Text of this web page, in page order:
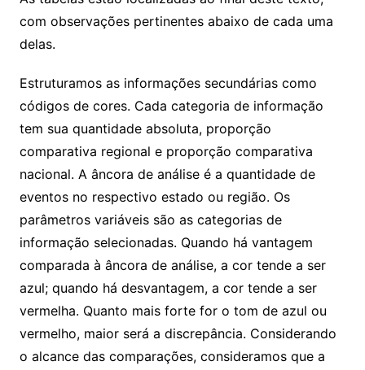
com observações pertinentes abaixo de cada uma
delas.
Estruturamos as informações secundárias como
códigos de cores. Cada categoria de informação
tem sua quantidade absoluta, proporção
comparativa regional e proporção comparativa
nacional. A âncora de análise é a quantidade de
eventos no respectivo estado ou região. Os
parâmetros variáveis são as categorias de
informação selecionadas. Quando há vantagem
comparada à âncora de análise, a cor tende a ser
azul; quando há desvantagem, a cor tende a ser
vermelha. Quanto mais forte for o tom de azul ou
vermelho, maior será a discrepância. Considerando
o alcance das comparações, consideramos que a